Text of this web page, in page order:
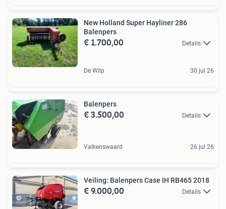
New Holland Super Hayliner 286
Balenpers
€ 1.700,00 Details
De Wilp 30 jul 26
Balenpers
€ 3.500,00 Details
Valkenswaard 26 jul 26
Veiling: Balenpers Case IH RB465 2018
€ 9.000,00 Details